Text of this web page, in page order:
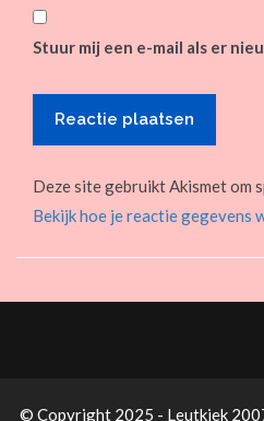
Stuur mij een e-mail als er
Deze site gebruikt Akismet om
Bekijk hoe je reactie gegevens
© Copyright 2025 - Leutkiek